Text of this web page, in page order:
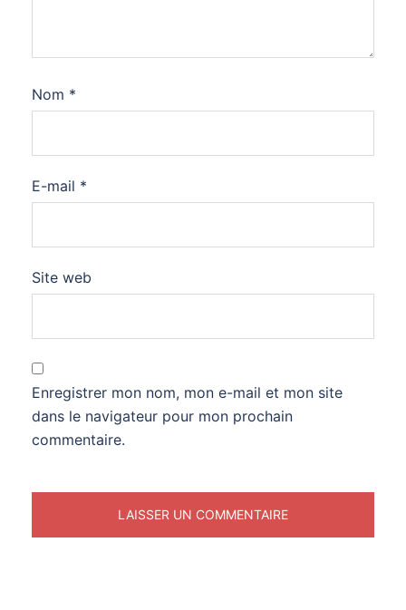
Nom *
E-mail *
Site web
Enregistrer mon nom, mon e-mail et mon site
dans le navigateur pour mon prochain
commentaire.